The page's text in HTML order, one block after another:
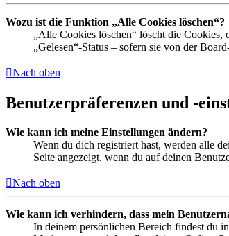
Wozu ist die Funktion „Alle Cookies löschen“?
„Alle Cookies löschen“ löscht die Cookies,
„Gelesen“-Status – sofern sie von der
Nach oben
Benutzerpräferenzen und -
Wie kann ich meine Einstellungen ändern?
Wenn du dich registriert hast, werden alle
Seite angezeigt, wenn du auf deinen
Nach oben
Wie kann ich verhindern, dass mein
In deinem persönlichen Bereich findest du